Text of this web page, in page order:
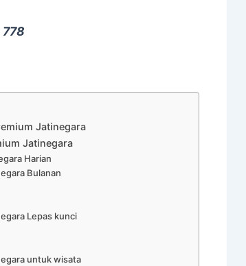
Jatinegara
Jatinegara
Harian
Bulanan
Lepas kunci
untuk wisata